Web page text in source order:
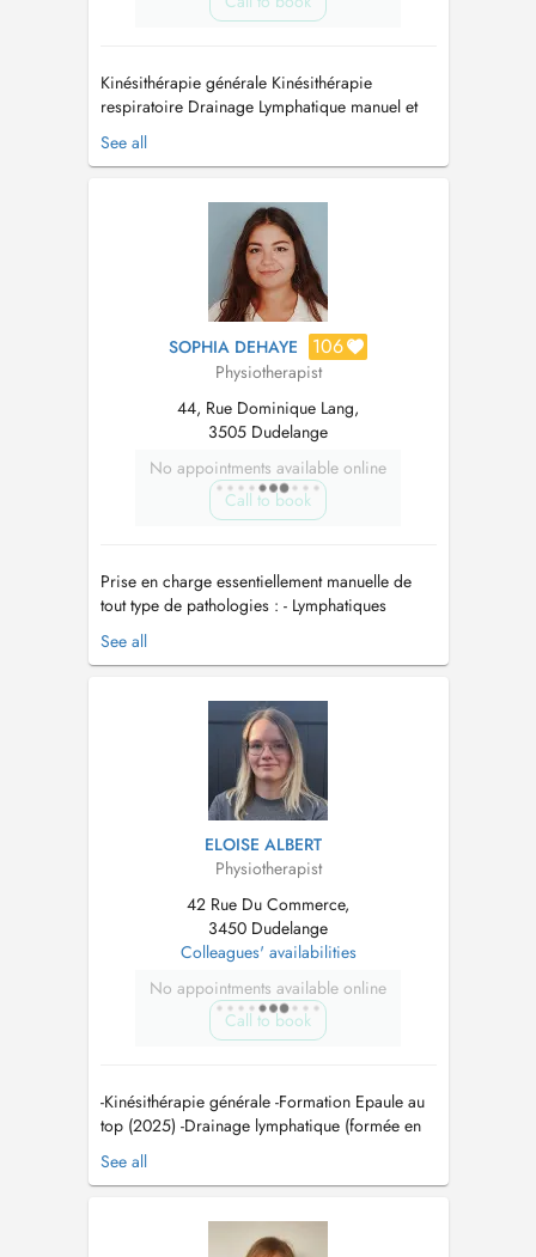
Kinésithérapie générale Kinésithérapie
respiratoire Drainage Lymphatique manuel et
bandage Ondes de choc Massage global
Rééducation neurologique Rééducation
Réhabilitation Prise en charge Post-opératoire
de la main Clinique du coureur Thérapie
See all
SOPHIA DEHAYE 106
Physiotherapist
44, Rue Dominique Lang,
3505 Dudelange
No appointments available online
Call to book
Prise en charge essentiellement manuelle de
tout type de pathologies : - Lymphatiques
(formée en drainage lymphatique manuel (DLM)
) - Uro-gynécologiques - périnéales (avec et
réeducation dans le cadre d'un cancer du sein)
- Orthopédiques (post-opératoi...
See all
ELOISE ALBERT
Physiotherapist
42 Rue Du Commerce,
3450 Dudelange
Colleagues' availabilities
No appointments available online
Call to book
-Kinésithérapie générale -Formation Epaule au
top (2025) -Drainage lymphatique (formée en
drainage lympatique manuel (DLM)) -Technique
thérapie manuelle du relâchement myofascial
Kinésithérapie du sport...
See all